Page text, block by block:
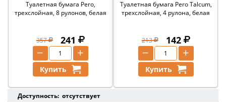
Туалетная бумага Pero,
трехслойная, 8 рулонов, белая
357 241
+
−
Купить
Туалетная бумага Pero Talcum,
трехслойная, 4 рулона, белая
213 142
+
−
Купить
Доступность: отсутствует